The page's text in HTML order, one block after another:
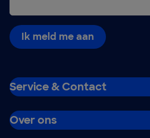
Ik meld me aan
Service & Contact
Over ons